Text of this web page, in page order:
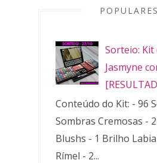
Sorteio:
Jasmyne
Conteúdo do Kit: - 96
Sombras Cremosas -
Blushs - 1 Brilho
Rímel - 2...